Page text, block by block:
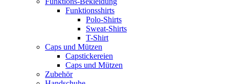
Funktionsshirts
Polo-Shirts
Sweat-Shirts
T-Shirt
Caps und Mützen
Capstickereien
Caps und Mützen
Zubehör